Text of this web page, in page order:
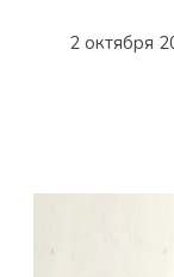
2 октября